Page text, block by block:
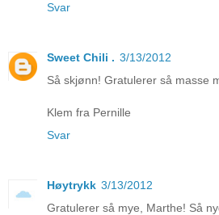
Svar
Sweet Chili . 3/13/2012
Så skjønn! Gratulerer så masse
Klem fra Pernille
Svar
Høytrykk 3/13/2012
Gratulerer så mye, Marthe! Så